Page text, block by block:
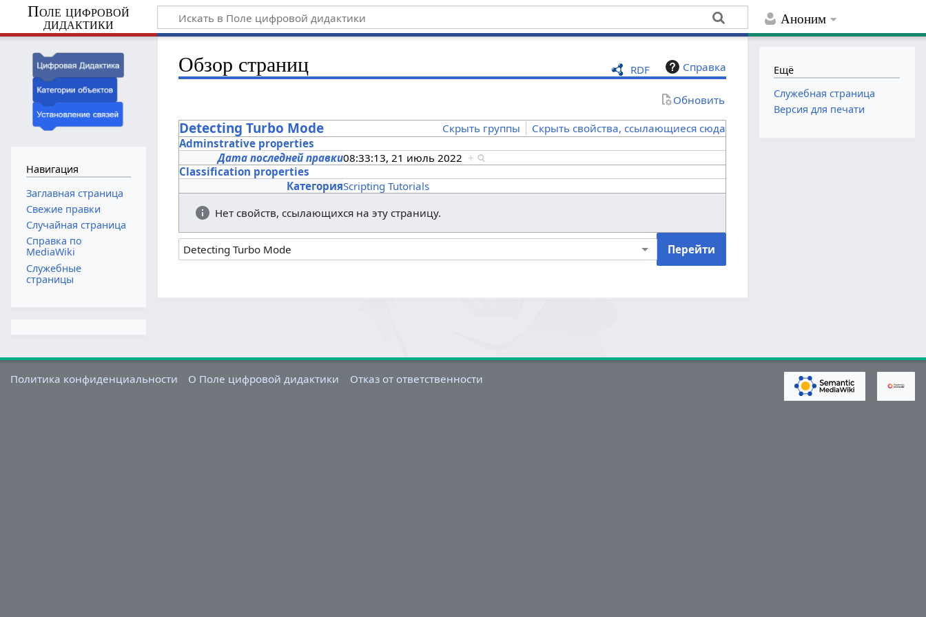
Аноним
Поле цифровой
дидактики
RDF Справка
Обзор страниц
Обновить
Detecting Turbo Mode Скрыть группы
Скрыть свойства, ссылающиеся сюда
Adminstrative properties
Дата последней правки08:33:13, 21 июль 2022 +
Classification properties
КатегорияScripting Tutorials
Нет свойств, ссылающихся на эту страницу.
Навигация
Заглавная страница
Свежие правки
Случайная страница
Справка по
MediaWiki
Служебные
страницы
Ещё
Служебная страница
Версия для печати
Политика конфиденциальности О Поле цифровой дидактики Отказ от ответственности